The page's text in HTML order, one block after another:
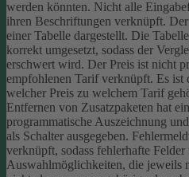
werden könnten. Nicht alle
ihren Beschriftungen verknüpft.
einer Tabelle dargestellt. Die
korrekt umgesetzt, sodass der
erschwert wird. Der Preis ist nicht
empfohlenen Tarif verknüpft. Es ist
welcher Preis zu welchem Tarif
Entfernen von Zusatzpaketen hat
programmatische Auszeichnung
als Schalter ausgegeben.
verknüpft, sodass fehlerhafte
Auswahlmöglichkeiten, die jeweils